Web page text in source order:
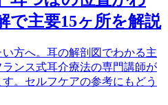
で主要15ヶ所を解説
方へ。耳の解剖図でわかる主
ンス式耳介療法の専門講師が
。セルフケアの参考にもどう